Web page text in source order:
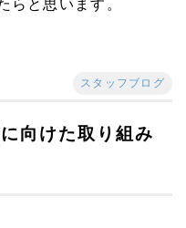
らと思います。
スタッフブログ
向けた取り組み